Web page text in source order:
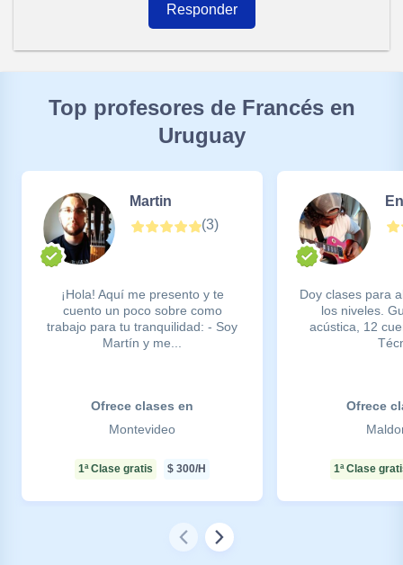
Responder
Top profesores de Francés en
Uruguay
Martin
(3)
¡Hola! Aquí me presento y te
cuento un poco sobre como
trabajo para tu tranquilidad: - Soy
Martín y me...
Ofrece clases en
Montevideo
1ª Clase gratis $ 300/H
Doy clases para
los niveles.
acústica, 12
Ofrece
1ª Clase